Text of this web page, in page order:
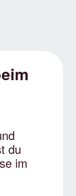
du
im